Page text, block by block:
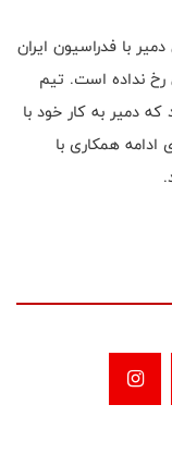
با فدراسيون ايران
رخ نداده است. تيم
كه دمير به كار خود با
همكاری با